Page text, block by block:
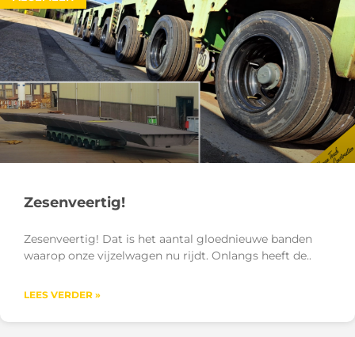
Zesenveertig!
Zesenveertig! Dat is het aantal gloednieuwe banden
waarop onze vijzelwagen nu rijdt. Onlangs heeft de
LEES VERDER »